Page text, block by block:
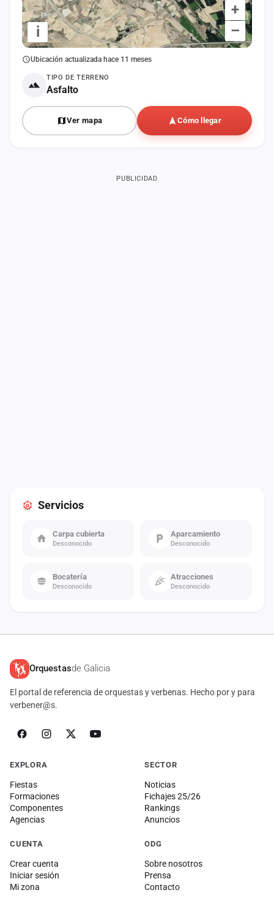
+
–
i
Ubicación actualizada hace 11 meses
TIPO DE TERRENO
Asfalto
Ver mapa Cómo llegar
Servicios
Carpa cubierta
Desconocido
Aparcamiento
Desconocido
Bocatería
Desconocido
Atracciones
Desconocido
PUBLICIDAD
Orquestasde Galicia
El portal de referencia de orquestas y verbenas. Hecho por y para
verbener@s.
EXPLORA
Fiestas
Formaciones
Componentes
Agencias
SECTOR
Noticias
Fichajes 25/26
Rankings
Anuncios
CUENTA
Crear cuenta
Iniciar sesión
Mi zona
ODG
Sobre nosotros
Prensa
Contacto